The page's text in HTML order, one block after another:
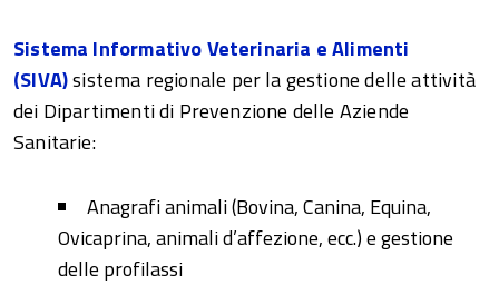
Sistema Informativo Veterinaria e Alimenti
(SIVA)sistema regionale per la gestione delle attività
dei Dipartimenti di Prevenzione delle Aziende
Sanitarie:
Anagrafi animali (Bovina, Canina, Equina,
Ovicaprina, animali d’affezione, ecc.) e gestione
delle profilassi